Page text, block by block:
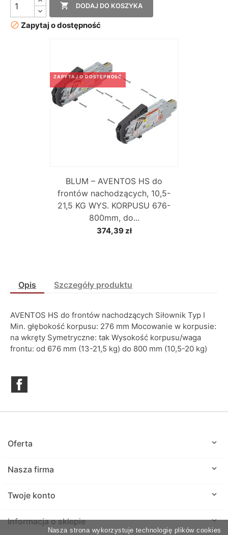
 DODAJ DO KOSZYKA
 Zapytaj o dostępność
BLUM – AVENTOS HS do
frontów nachodzących, 10,5-
21,5 KG WYS. KORPUSU 676-
800mm, do...
374,39 zł
ZAPYTAJ O DOSTĘPNOŚĆ
Opis Szczegóły produktu
AVENTOS HS do frontów nachodzących Siłownik Typ I
Min. głębokość korpusu: 276 mm Mocowanie w korpusie:
na wkręty Symetryczne: tak Wysokość korpusu/waga
frontu: od 676 mm (13-21,5 kg) do 800 mm (10,5-20 kg)
Oferta 
Nasza firma 
Twoje konto 
Informacja o sklepie keyboard_arrow_down
Nasza strona wykorzystuje technologię plików cookies